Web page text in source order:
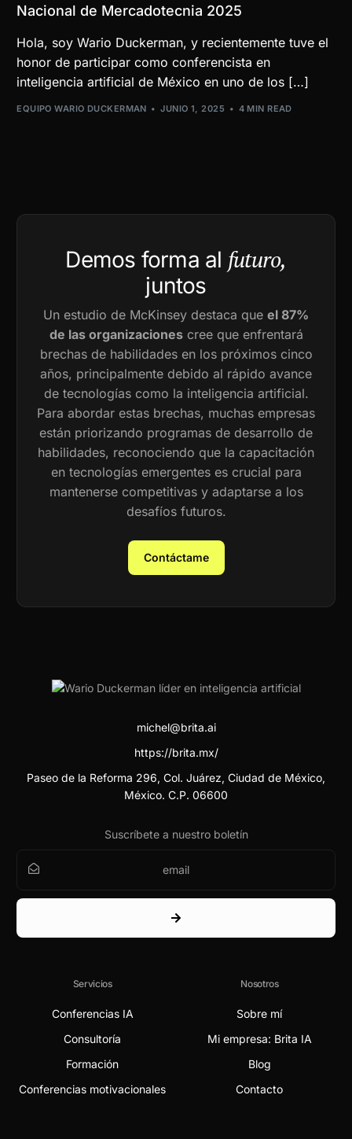
Nacional de Mercadotecnia 2025
Hola, soy Wario Duckerman, y recientemente tuve el
honor de participar como conferencista en
inteligencia artificial de México en uno de los […]
EQUIPO WARIO DUCKERMAN JUNIO 1, 2025 4 MIN READ
Demos forma al futuro,
juntos
Un estudio de McKinsey destaca que el 87%
de las organizacionescree que enfrentará
brechas de habilidades en los próximos cinco
años, principalmente debido al rápido avance
de tecnologías como la inteligencia artificial.
Para abordar estas brechas, muchas empresas
están priorizando programas de desarrollo de
habilidades, reconociendo que la capacitación
en tecnologías emergentes es crucial para
mantenerse competitivas y adaptarse a los
desafíos futuros.
Contáctame
michel@brita.ai
https://brita.mx/
Paseo de la Reforma 296, Col. Juárez, Ciudad de México,
México. C.P. 06600
Suscríbete a nuestro boletín
Servicios
Conferencias IA
Consultoría
Formación
Conferencias motivacionales
Nosotros
Sobre mí
Mi empresa: Brita IA
Blog
Contacto